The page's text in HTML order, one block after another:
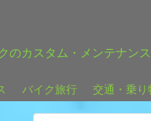
のカスタム・メンテナン
バイク旅行 交通・乗り